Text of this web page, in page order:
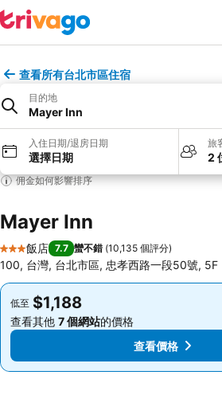
查看所有台北市區住宿
目的地
Mayer Inn
入住日期/退房日期
選擇日期
旅
2
佣金如何影響排序
Mayer Inn
3 星級
飯店 7.7 蠻不錯 (10,135 個評分)
100, 台灣, 台北市區, 忠孝西路一段50號, 5F
低至 $1,188
查看其他 7 個網站的價格
查看價格
低至 $1,188
查看其他 7 個網站的價格
查看價格